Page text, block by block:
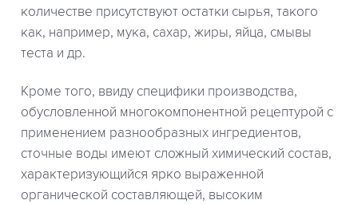
количестве присутствуют остатки сырья, такого
как, например, мука, сахар, жиры, яйца, смывы
теста и др.
Кроме того, ввиду специфики производства,
обусловленной многокомпонентной рецептурой с
применением разнообразных ингредиентов,
сточные воды имеют сложный химический состав,
характеризующийся ярко выраженной
органической составляющей, высоким